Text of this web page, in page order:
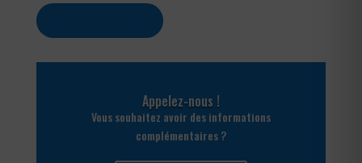
Appelez-nous !
Vous souhaitez avoir des informations
complémentaires ?